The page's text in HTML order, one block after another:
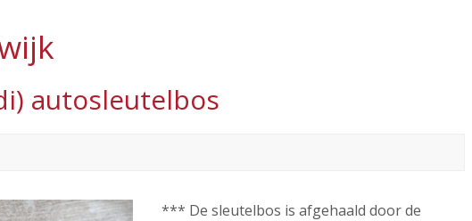
autosleutelbos
*** De sleutelbos is afgehaald door de